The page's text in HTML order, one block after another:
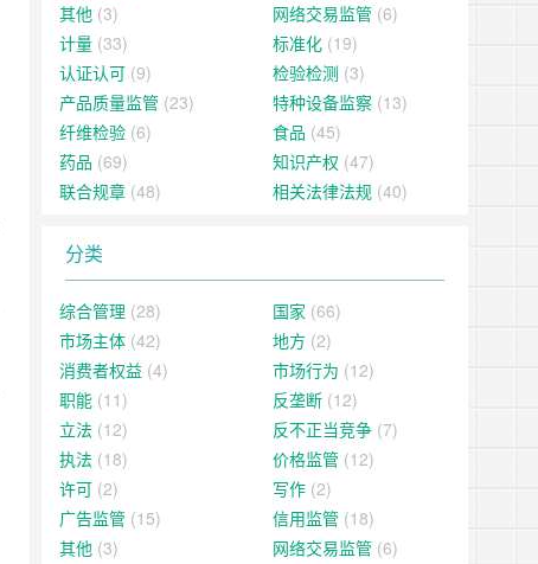
其他 (3) 网络交易监管 (6)
计量 (33) 标准化 (19)
认证认可 (9) 检验检测 (3)
产品质量监管 (23) 特种设备监察 (13)
纤维检验 (6) 食品 (45)
药品 (69) 知识产权 (47)
联合规章 (48) 相关法律法规 (40)
分类
综合管理 (28) 国家 (66)
市场主体 (42) 地方 (2)
消费者权益 (4) 市场行为 (12)
职能 (11) 反垄断 (12)
立法 (12) 反不正当竞争 (7)
执法 (18) 价格监管 (12)
许可 (2) 写作 (2)
广告监管 (15) 信用监管 (18)
其他 (3) 网络交易监管 (6)